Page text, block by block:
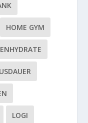
HOME GYM
LOGI